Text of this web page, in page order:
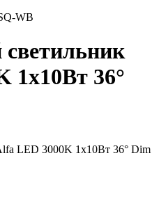
WB
1x10Вт 36°